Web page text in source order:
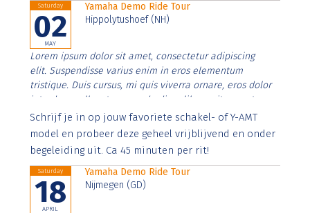
Saturday
02
MAY
Yamaha Demo Ride Tour
Hippolytushoef (NH)
Lorem ipsum dolor sit amet, consectetur adipiscing
elit. Suspendisse varius enim in eros elementum
tristique. Duis cursus, mi quis viverra ornare, eros dolor
interdum nulla, ut commodo diam libero vitae erat.
Aenean faucibus nibh et justo cursus id rutrum lorem
imperdiet. Nunc ut sem vitae risus tristique posuere.
Schrijf je in op jouw favoriete schakel- of Y-AMT
model en probeer deze geheel vrijblijvend en onder
begeleiding uit. Ca 45 minuten per rit!
Saturday
18
APRIL
Yamaha Demo Ride Tour
Nijmegen (GD)